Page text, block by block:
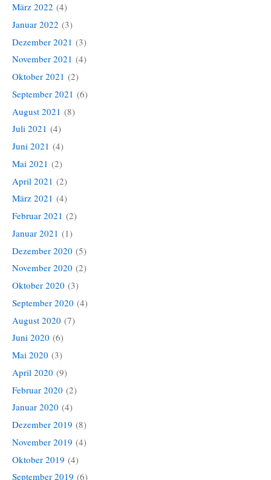
März 2022 (4)
Januar 2022 (3)
Dezember 2021 (3)
November 2021 (4)
Oktober 2021 (2)
September 2021 (6)
August 2021 (8)
Juli 2021 (4)
Juni 2021 (4)
Mai 2021 (2)
April 2021 (2)
März 2021 (4)
Februar 2021 (2)
Januar 2021 (1)
Dezember 2020 (5)
November 2020 (2)
Oktober 2020 (3)
September 2020 (4)
August 2020 (7)
Juni 2020 (6)
Mai 2020 (3)
April 2020 (9)
Februar 2020 (2)
Januar 2020 (4)
Dezember 2019 (8)
November 2019 (4)
Oktober 2019 (4)
September 2019 (6)